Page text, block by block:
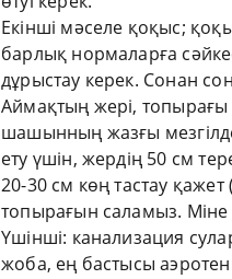
Екінші мәселе қоқыс;
барлық нормаларға
дұрыстау керек. Сонан
Аймақтың жері,
шашынның жазғы
ету үшін, жердің 50 см
20-30 см көң тастау
топырағын саламыз. Міне
Үшінші: канализация
жоба, ең бастысы